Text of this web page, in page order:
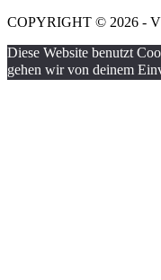
COPYRIGHT © 2026 -
Diese Website benutzt
gehen wir von deinem